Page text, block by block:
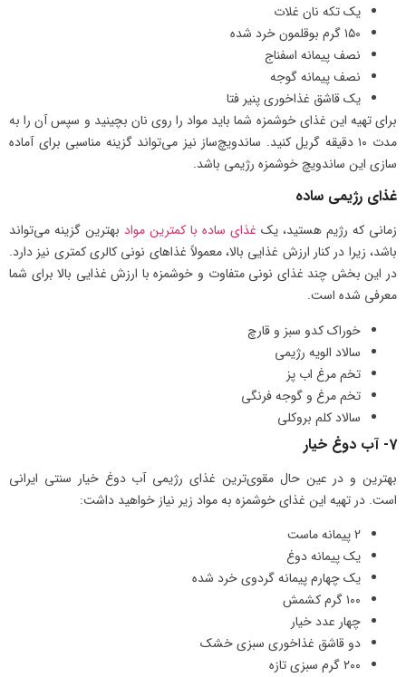
یک تکه نان غلات
۱۵۰ گرم بوقلمون خرد شده
نصف پیمانه اسفناج
نصف پیمانه گوجه
یک قاشق غذاخوری پنیر فتا
برای تهیه این غذای خوشمزه شما باید مواد را روی نان بچینید و سپس آن را به
مدت ۱۰ دقیقه گریل کنید. ساندویچ‌ساز نیز می‌تواند گزینه مناسبی برای آماده
سازی این ساندویچ خوشمزه رژیمی باشد.
غذای رژیمی ساده
زمانی که رژیم هستید، یک غذای ساده با کمترین مواد بهترین گزینه می‌تواند
باشد، زیرا در کنار ارزش غذایی بالا، معمولاً غذاهای نونی کالری کمتری نیز دارد.
در این بخش چند غذای نونی متفاوت و خوشمزه با ارزش غذایی بالا برای شما
معرفی شده است.
خوراک کدو سبز و قارچ
سالاد الویه رژیمی
تخم مرغ اب پز
تخم مرغ و گوجه فرنگی
سالاد کلم بروکلی
7- آب ‌دوغ خیار
بهترین و در عین حال مقوی‌ترین غذای رژیمی آب دوغ خیار سنتی ایرانی
است. در تهیه این غذای خوشمزه به مواد زیر نیاز خواهید داشت:
2 پیمانه ماست
یک پیمانه دوغ
یک چهارم پیمانه گردوی خرد شده
۱۰۰ گرم کشمش
چهار عدد خیار
دو قاشق غذاخوری سبزی خشک
۲۰۰ گرم سبزی تازه